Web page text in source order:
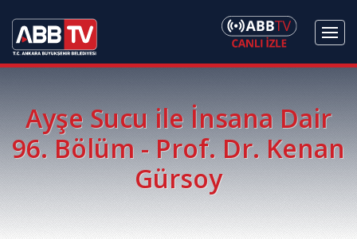
Ayşe Sucu ile İnsana Dair
96. Bölüm - Prof. Dr. Kenan
Gürsoy